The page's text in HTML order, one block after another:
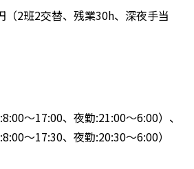
2班2交替、残業30h、深夜手当
～17:00、夜勤:21:00～6:00）、
～17:30、夜勤:20:30～6:00）